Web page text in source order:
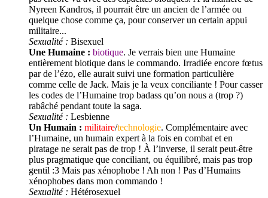
Nyreen Kandros, il pourrait être un ancien de l’armée ou
quelque chose comme ça, pour conserver un certain appui
militaire...
Sexualité : Bisexuel
Une Humaine : biotique. Je verrais bien une Humaine
entièrement biotique dans le commando. Irradiée encore fœtus
par de l’ézo, elle aurait suivi une formation particulière
comme celle de Jack. Mais je la veux conciliante ! Pour casser
les codes de l’Humaine trop badass qu’on nous a (trop ?)
rabâché pendant toute la saga.
Sexualité : Lesbienne
Un Humain : militaire/technologie. Complémentaire avec
l’Humaine, un humain expert à la fois en combat et en
piratage ne serait pas de trop ! À l’inverse, il serait peut-être
plus pragmatique que conciliant, ou équilibré, mais pas trop
gentil :3 Mais pas xénophobe ! Ah non ! Pas d’Humains
xénophobes dans mon commando !
Sexualité : Hétérosexuel